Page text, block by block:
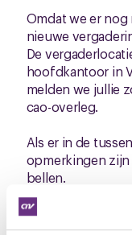
Omdat we er nog
nieuwe
De
hoofdkantoor in
melden we jullie
cao-overleg.
Als er in de
opmerkingen
bellen.
De cao online